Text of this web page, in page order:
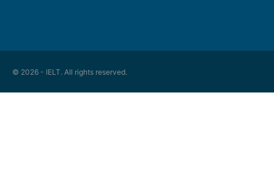
© 2026 - IELT. All rights reserved.